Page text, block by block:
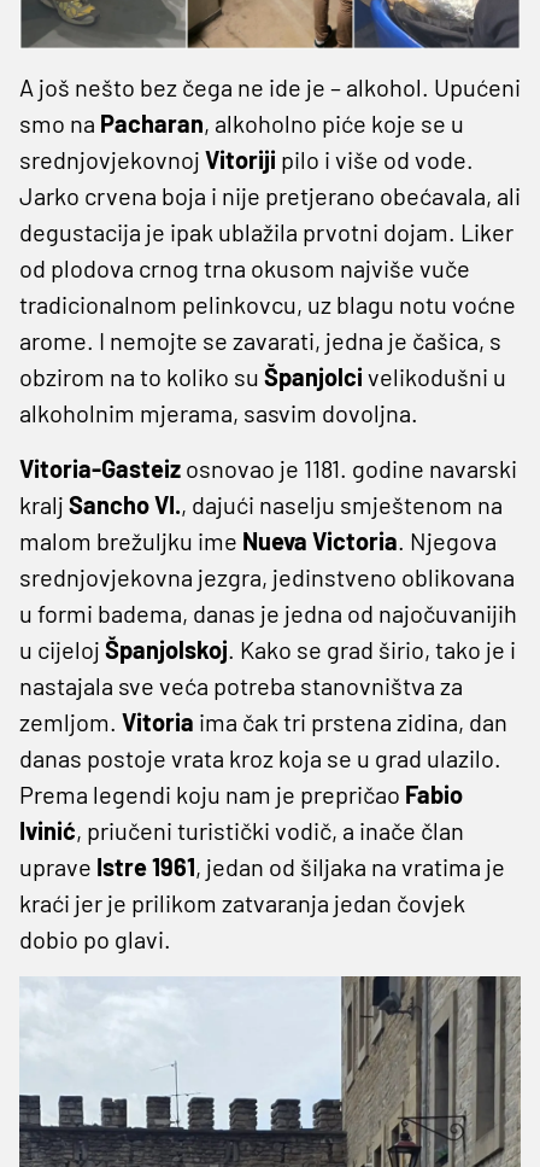
A još nešto bez čega ne ide je – alkohol. Upućeni
smo na Pacharan, alkoholno piće koje se u
srednjovjekovnoj Vitoriji pilo i više od vode.
Jarko crvena boja i nije pretjerano obećavala, ali
degustacija je ipak ublažila prvotni dojam. Liker
od plodova crnog trna okusom najviše vuče
tradicionalnom pelinkovcu, uz blagu notu voćne
arome. I nemojte se zavarati, jedna je čašica, s
obzirom na to koliko su Španjolci velikodušni u
alkoholnim mjerama, sasvim dovoljna.
Vitoria-Gasteiz osnovao je 1181. godine navarski
kralj Sancho VI., dajući naselju smještenom na
malom brežuljku ime Nueva Victoria. Njegova
srednjovjekovna jezgra, jedinstveno oblikovana
u formi badema, danas je jedna od najočuvanijih
u cijeloj Španjolskoj. Kako se grad širio, tako je i
nastajala sve veća potreba stanovništva za
zemljom. Vitoria ima čak tri prstena zidina, dan
danas postoje vrata kroz koja se u grad ulazilo.
Prema legendi koju nam je prepričao Fabio
Ivinić, priučeni turistički vodič, a inače član
uprave Istre 1961, jedan od šiljaka na vratima je
kraći jer je prilikom zatvaranja jedan čovjek
dobio po glavi.